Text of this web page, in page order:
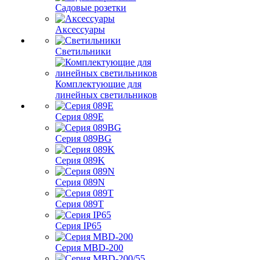
Садовые розетки
Аксессуары
Светильники
Комплектующие для
линейных светильников
Серия 089E
Серия 089BG
Серия 089K
Серия 089N
Серия 089T
Серия IP65
Серия MBD-200